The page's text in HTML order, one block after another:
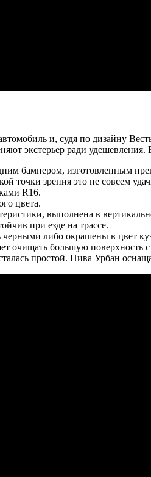
и, судя по дизайну
экстерьер ради
бампером, изготовленным
точки зрения это не совсем
R16.
цвета.
выполнена в
при езде на трассе.
либо окрашены в цвет
очищать большую
простой. Нива Урбан